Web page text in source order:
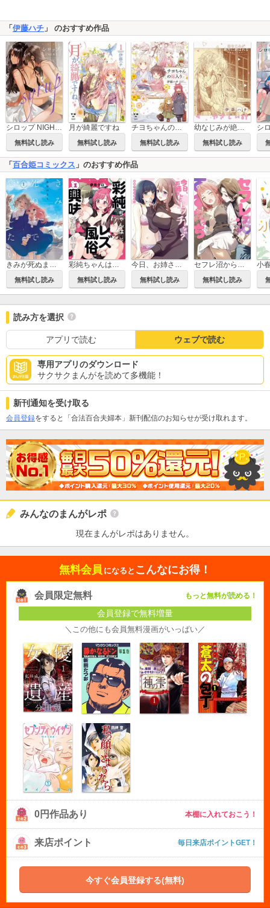
「伊藤ハチ 」 のおすすめ作品
シロップ NIGHT 初夜百合アンソロジー
無料試し読み
月が綺麗ですね
無料試し読み
チヨちゃんの嫁入り
無料試し読み
幼なじみが絶対に結ばれる百合アンソロジー『やさしい針』【単話】
無料試し読み
「 百合姫コミックス 」のおすすめ作品
きみが死ぬまで恋をしたい
無料試し読み
彩純ちゃんはレズ風俗に興味があります！
無料試し読み
今日、お姉さんとエッチしない？ 百合アンソロジー
無料試し読み
セフレ沼から抜け出せないっ！百合えっちアンソロジー
無料試し読み
読み方を選択
アプリで読む ウェブで読む
専用アプリのダウンロード
サクサクまんがを読めて多機能！
新刊通知を受け取る
会員登録をすると「合法百合夫婦本」新刊配信のお知らせが受け取れます。
みんなのまんがレポ
現在まんがレポはありません。
無料会員 になると こんなにお得！
会員限定無料 もっと無料が読める！
会員登録で無料増量
＼この他にも会員無料漫画がいっぱい／
0円作品あり 本棚に入れておこう！
来店ポイント 毎日来店ポイントGET！
今すぐ会員登録する(無料)